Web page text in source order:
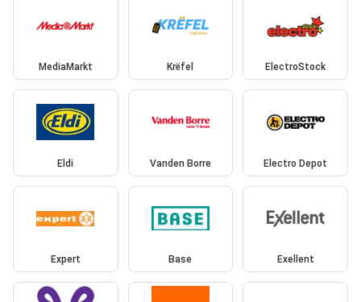
MediaMarkt Krëfel ElectroStock
Eldi Vanden Borre Electro Depot
Expert Base Exellent